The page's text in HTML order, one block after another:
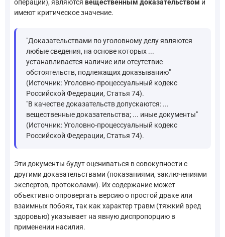
операции), являются вещественным доказательством и
имеют критическое значение.
"Доказательствами по уголовному делу являются
любые сведения, на основе которых ...
устанавливается наличие или отсутствие
обстоятельств, подлежащих доказыванию"
(Источник: Уголовно-процессуальный кодекс
Российской Федерации, Статья 74).
"В качестве доказательств допускаются: ...
вещественные доказательства; ... иные документы"
(Источник: Уголовно-процессуальный кодекс
Российской Федерации, Статья 74).
Эти документы будут оцениваться в совокупности с
другими доказательствами (показаниями, заключениями
экспертов, протоколами). Их содержание может
объективно опровергать версию о простой драке или
взаимных побоях, так как характер травм (тяжкий вред
здоровью) указывает на явную диспропорцию в
применении насилия.